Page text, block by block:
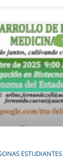
ESTUDIANTES